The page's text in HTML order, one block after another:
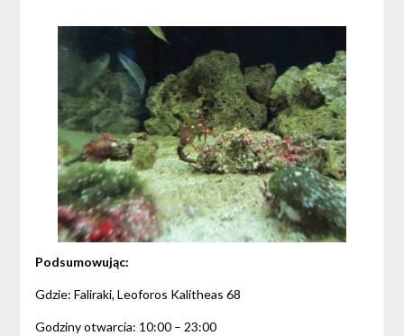
Podsumowując:
Gdzie: Faliraki, Leoforos Kalitheas 68
Godziny otwarcia: 10:00 – 23:00